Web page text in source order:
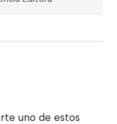
uno de estos